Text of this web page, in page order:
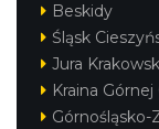
Beskidy
Śląsk
Jura
Kraina
Górnośląsko-